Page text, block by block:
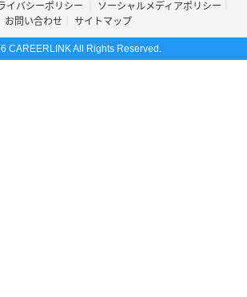
イバシーポリシー
ソーシャルメディアポリシー
お問い合わせ
サイトマップ
CAREERLINK All Rights Reserved.